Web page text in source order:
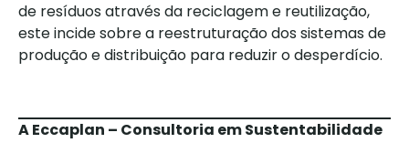
de resíduos através da reciclagem e reutilização,
este incide sobre a reestruturação dos sistemas de
produção e distribuição para reduzir o desperdício.
A Eccaplan – Consultoria em Sustentabilidade